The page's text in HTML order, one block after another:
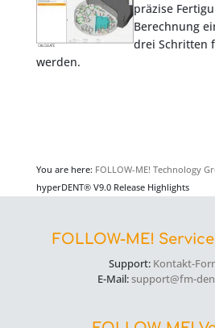
präzise
Berechnung
drei Schritten
werden.
You are here: FOLLOW-ME! Technology
hyperDENT® V9.0 Release Highlights
FOLLOW-ME!
Support: Kontakt-
E-Mail:support@fm-